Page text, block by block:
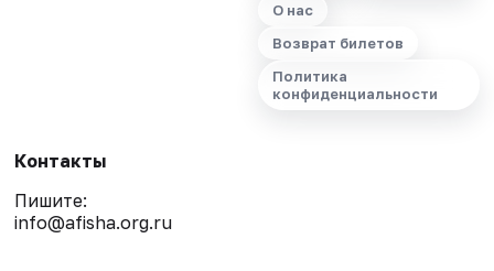
О нас
Возврат билетов
Политика
конфиденциальности
Контакты
Пишите:
info@afisha.org.ru